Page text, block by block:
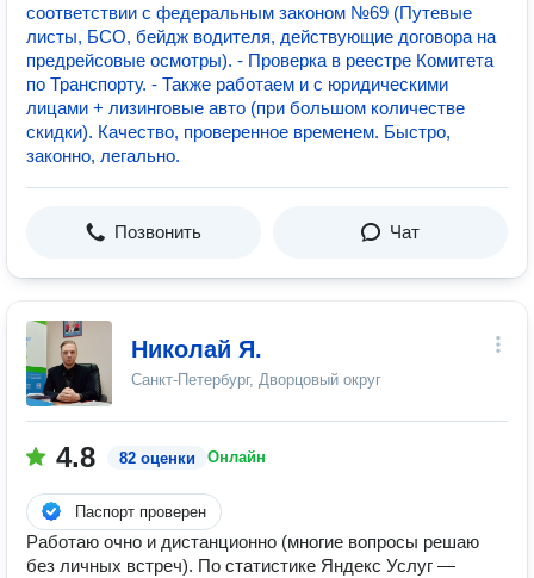
соответствии с федеральным законом №69 (Путевые
листы, БСО, бейдж водителя, действующие договора на
предрейсовые осмотры). - Проверка в реестре Комитета
по Транспорту. - Также работаем и с юридическими
лицами + лизинговые авто (при большом количестве
скидки). Качество, проверенное временем. Быстро,
законно, легально.
Позвонить Чат
Николай Я.
Санкт-Петербург, Дворцовый округ
4.8 82 оценки Онлайн
Паспорт проверен
Работаю очно и дистанционно (многие вопросы решаю
без личных встреч). По статистике Яндекс Услуг —